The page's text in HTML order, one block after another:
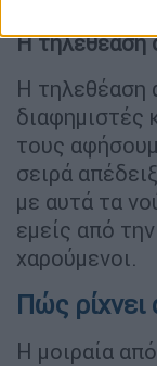
Η τηλεθέαση
Η τηλεθέαση
διαφημιστές
τους
σειρά
με αυτά τα
εμείς από
χαρούμενοι.
Πώς
Η μοιραία